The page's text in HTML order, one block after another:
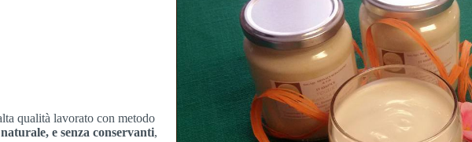
qualità lavorato con metodo
e senza conservanti,